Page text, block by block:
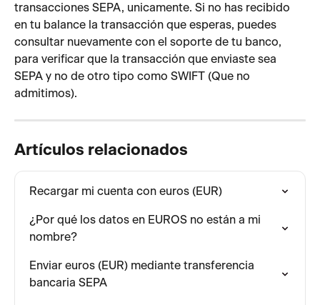
transacciones SEPA, unicamente. Si no has recibido
en tu balance la transacción que esperas, puedes
consultar nuevamente con el soporte de tu banco,
para verificar que la transacción que enviaste sea
SEPA y no de otro tipo como SWIFT (Que no
admitimos).
Artículos relacionados
Recargar mi cuenta con euros (EUR)
¿Por qué los datos en EUROS no están a mi
nombre?
Enviar euros (EUR) mediante transferencia
bancaria SEPA